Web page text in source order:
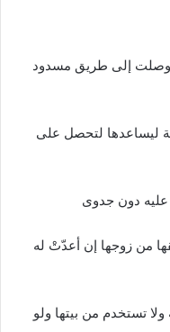
وصلت إلى طريق مسدود
ليساعدها لتحصل على
عليه دون جدوى
من زوجها إن أعدّتْ له
تستخدم من بيتها ولو